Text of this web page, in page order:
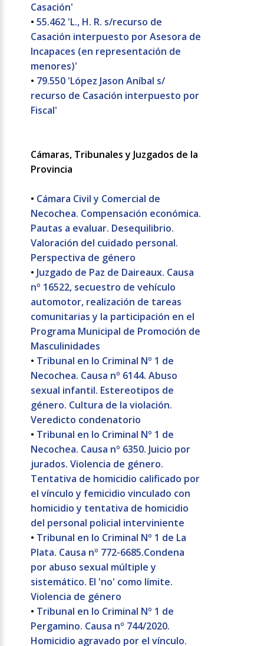
Casación'
•55.462 'L., H. R. s/recurso de
Casación interpuesto por Asesora de
Incapaces (en representación de
menores)'
• 79.550 'López Jason Aníbal s/
recurso de Casación interpuesto por
Fiscal'
Cámaras, Tribunales y Juzgados de la
Provincia
• Cámara Civil y Comercial de
Necochea. Compensación económica.
Pautas a evaluar. Desequilibrio.
Valoración del cuidado personal.
Perspectiva de género
• Juzgado de Paz de Daireaux. Causa
nº 16522, secuestro de vehículo
automotor, realización de tareas
comunitarias y la participación en el
Programa Municipal de Promoción de
Masculinidades
• Tribunal en lo Criminal Nº 1 de
Necochea. Causa nº 6144. Abuso
sexual infantil. Estereotipos de
género. Cultura de la violación.
Veredicto condenatorio
• Tribunal en lo Criminal Nº 1 de
Necochea. Causa nº 6350. Juicio por
jurados. Violencia de género.
Tentativa de homicidio calificado por
el vínculo y femicidio vinculado con
homicidio y tentativa de homicidio
del personal policial interviniente
• Tribunal en lo Criminal Nº 1 de La
Plata. Causa nº 772-6685.Condena
por abuso sexual múltiple y
sistemático. El 'no' como límite.
Violencia de género
• Tribunal en lo Criminal Nº 1 de
Pergamino. Causa nº 744/2020.
Homicidio agravado por el vínculo.